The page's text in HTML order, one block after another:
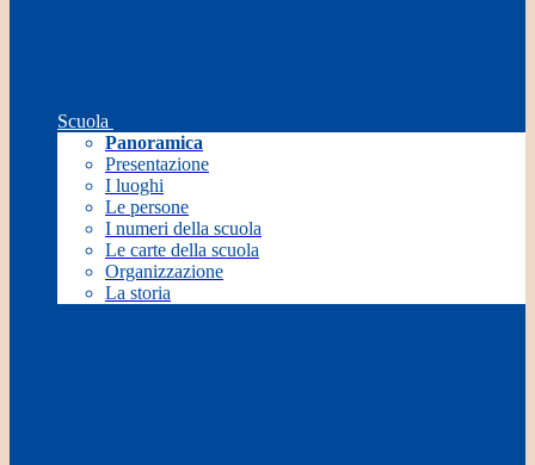
Scuola
Panoramica
Presentazione
I luoghi
Le persone
I numeri della scuola
Le carte della scuola
Organizzazione
La storia